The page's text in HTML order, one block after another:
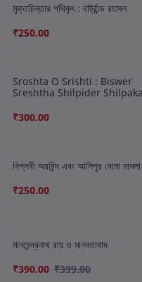
মুক্তচিন্তার পথিকৃৎ : বার্ট্রান্ড রাসেল
₹250.00
Sroshta O Srishti : Biswer
Sreshtha Shilpider
₹300.00
বিপ্লবী অরবিন্দ এবং আলিপুর বোমা মামলা
₹250.00
মানবেন্দ্রনাথ রায় ও মানবতাবাদ
₹390.00 ₹399.00